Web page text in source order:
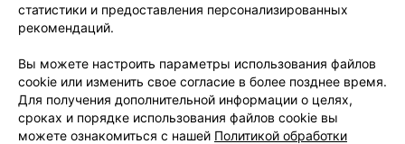
статистики и предоставления персонализированных
рекомендаций.
Вы можете настроить параметры использования файлов
cookie или изменить свое согласие в более позднее время.
Для получения дополнительной информации о целях,
сроках и порядке использования файлов cookie вы
можете ознакомиться с нашей Политикой обработки